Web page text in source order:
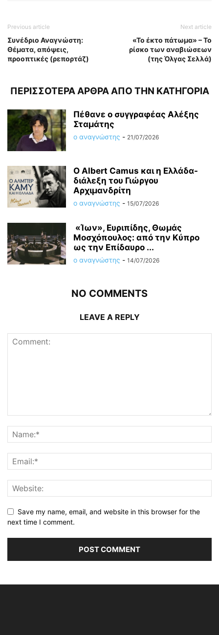
Previous article
Συνέδριο Αναγνώστη:
Θέματα, απόψεις,
προοπτικές (ρεπορτάζ)
Next article
«Το έκτο πάτωμα» – Το
ρίσκο των αναβιώσεων
(της Όλγας Σελλά)
ΠΕΡΙΣΣΟΤΕΡΑ ΑΡΘΡΑ ΑΠΟ ΤΗΝ ΚΑΤΗΓΟΡΙΑ
Πέθανε ο συγγραφέας Αλέξης
Σταμάτης
ο αναγνώστης - 21/07/2026
O Albert Camus και η Ελλάδα-
διάλεξη του Γιώργου
Αρχιμανδρίτη
ο αναγνώστης - 15/07/2026
«Ίων», Ευριπίδης, Θωμάς
Μοσχόπουλος: από την Κύπρο
ως την Επίδαυρο ...
ο αναγνώστης - 14/07/2026
NO COMMENTS
LEAVE A REPLY
Save my name, email, and website in this browser for the
next time I comment.